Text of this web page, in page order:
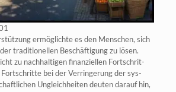
ermög­lich­te es den Men­schen, sich
tra­di­tio­nel­len Beschäf­ti­gung zu lösen.
zu nach­hal­ti­gen finan­zi­el­len Fort­schrit­
bei der Ver­rin­ge­rung der sys­
Ungleich­hei­ten deu­ten dar­auf hin,